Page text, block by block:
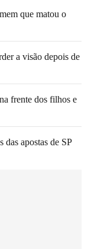
que matou o
a visão depois de
frente dos filhos e
das apostas de SP